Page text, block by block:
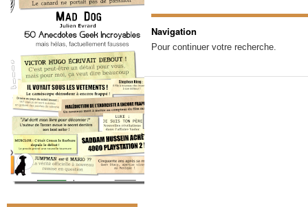
Navigation
Pour continuer votre recherche.